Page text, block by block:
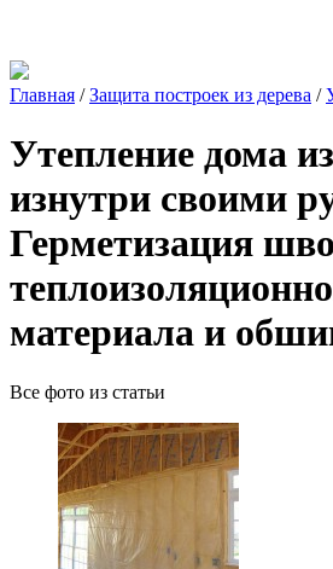
Главная /Защита построек из дерева /
Утепление дома
изнутри своими
Герметизация
материала и
Все фото из статьи